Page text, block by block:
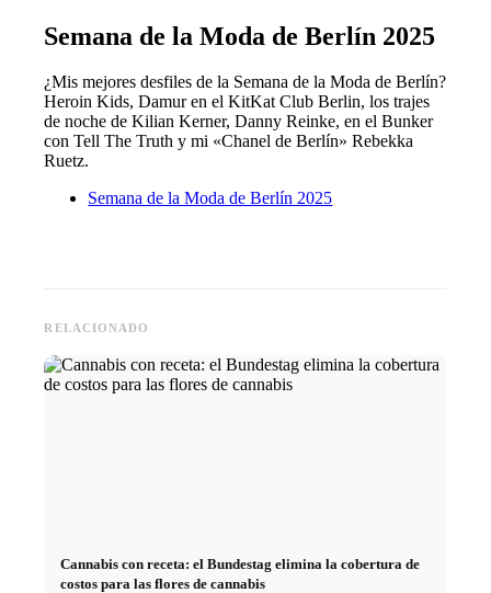
Semana de la Moda de Berlín 2025
¿Mis mejores desfiles de la Semana de la Moda de Berlín?
Heroin Kids, Damur en el KitKat Club Berlin, los trajes
de noche de Kilian Kerner, Danny Reinke, en el Bunker
con Tell The Truth y mi «Chanel de Berlín» Rebekka
Ruetz.
Semana de la Moda de Berlín 2025
RELACIONADO
Cannabis con receta: el Bundestag elimina la cobertura de
costos para las flores de cannabis